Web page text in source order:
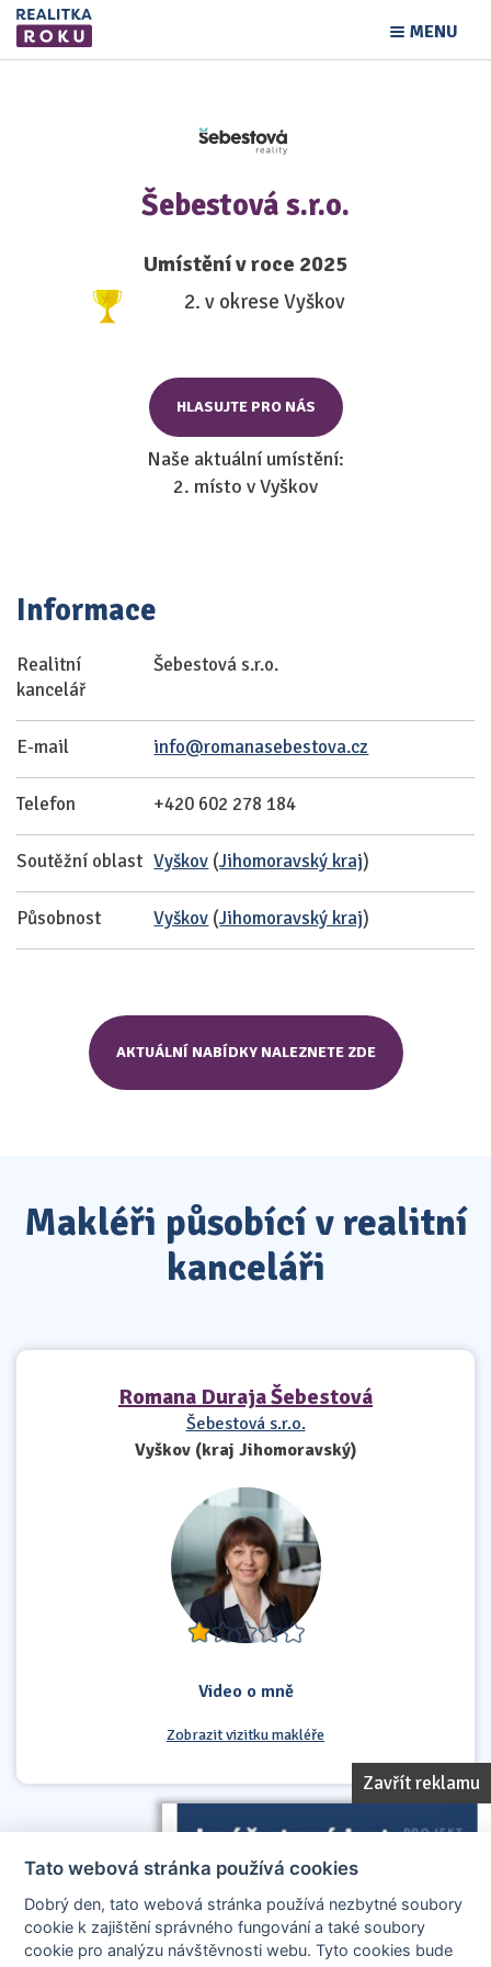
Zavřít reklamu
MENU
Šebestová s.r.o.
Umístění v roce 2025
2. v okrese Vyškov
HLASUJTE PRO NÁS
Naše aktuální umístění:
2. místo v Vyškov
Informace
Realitní
kancelář
Šebestová s.r.o.
E-mail info@romanasebestova.cz
Telefon +420 602 278 184
Soutěžní oblast Vyškov (Jihomoravský kraj)
Působnost Vyškov (Jihomoravský kraj)
AKTUÁLNÍ NABÍDKY NALEZNETE ZDE
Makléři působící v realitní
kanceláři
Romana Duraja Šebestová
Šebestová s.r.o.
Vyškov (kraj Jihomoravský)
Video o mně
Zobrazit vizitku makléře
Tato webová stránka používá cookies
Dobrý den, tato webová stránka používá nezbytné soubory
cookie k zajištění správného fungování a také soubory
cookie pro analýzu návštěvnosti webu. Tyto cookies bude